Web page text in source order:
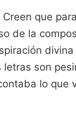
que
de la
son
lo que